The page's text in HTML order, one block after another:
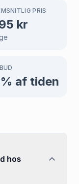
PRIS
kr
% af tiden
hos